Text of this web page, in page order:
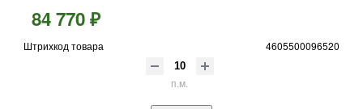
84 770 ₽
Штрихкод товара 4605500096520
п.м.